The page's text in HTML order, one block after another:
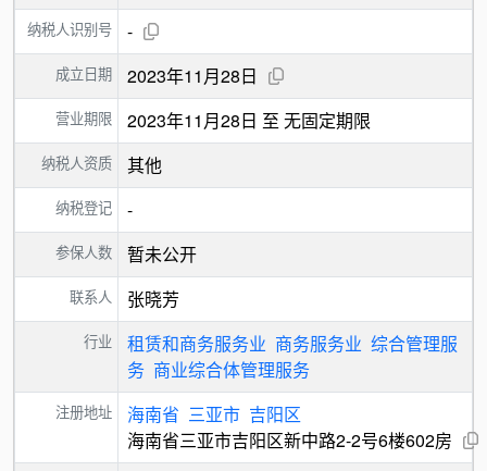
纳税人识别号 -
成立日期 2023年11月28日
营业期限 2023年11月28日 至 无固定期限
纳税人资质 其他
纳税登记 -
参保人数 暂未公开
联系人 张晓芳
行业 租赁和商务服务业 商务服务业 综合管理服
务 商业综合体管理服务
注册地址 海南省 三亚市 吉阳区
海南省三亚市吉阳区新中路2-2号6楼602房